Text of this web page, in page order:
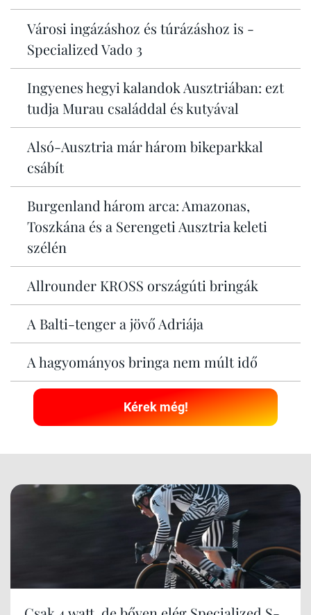
Városi ingázáshoz és túrázáshoz is -
Specialized Vado 3
Ingyenes hegyi kalandok Ausztriában: ezt
tudja Murau családdal és kutyával
Alsó-Ausztria már három bikeparkkal
csábít
Burgenland három arca: Amazonas,
Toszkána és a Serengeti Ausztria keleti
szélén
Allrounder KROSS országúti bringák
A Balti-tenger a jövő Adriája
A hagyományos bringa nem múlt idő
Kérek még!